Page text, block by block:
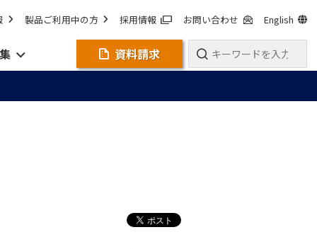
製品ご利用中の方 採用情報 お問い合わせ English
資料請求